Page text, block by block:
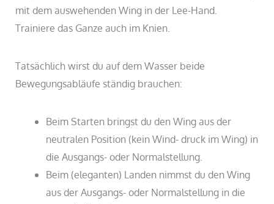
mit dem auswehenden Wing in der Lee-Hand.
Trainiere das Ganze auch im Knien.
Tatsächlich wirst du auf dem Wasser beide
Bewegungsabläufe ständig brauchen:
Beim Starten bringst du den Wing aus der
neutralen Position (kein Wind- druck im Wing) in
die Ausgangs- oder Normalstellung.
Beim (eleganten) Landen nimmst du den Wing
aus der Ausgangs- oder Normalstellung in die